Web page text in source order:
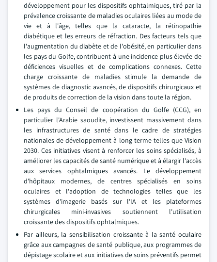
développement pour les dispositifs ophtalmiques, tiré par la
prévalence croissante de maladies oculaires liées au mode de
vie et à l'âge, telles que la cataracte, la rétinopathie
diabétique et les erreurs de réfraction. Des facteurs tels que
l'augmentation du diabète et de l'obésité, en particulier dans
les pays du Golfe, contribuent à une incidence plus élevée de
déficiences visuelles et de complications connexes. Cette
charge croissante de maladies stimule la demande de
systèmes de diagnostic avancés, de dispositifs chirurgicaux et
de produits de correction de la vision dans toute la région.
Les pays du Conseil de coopération du Golfe (CCG), en
particulier l'Arabie saoudite, investissent massivement dans
les infrastructures de santé dans le cadre de stratégies
nationales de développement à long terme telles que Vision
2030. Ces initiatives visent à renforcer les soins spécialisés, à
améliorer les capacités de santé numérique et à élargir l'accès
aux services ophtalmiques avancés. Le développement
d'hôpitaux modernes, de centres spécialisés en soins
oculaires et l'adoption de technologies telles que les
systèmes d'imagerie basés sur l'IA et les plateformes
chirurgicales mini-invasives soutiennent l'utilisation
croissante des dispositifs ophtalmiques.
Par ailleurs, la sensibilisation croissante à la santé oculaire
grâce aux campagnes de santé publique, aux programmes de
dépistage scolaire et aux initiatives de soins préventifs permet